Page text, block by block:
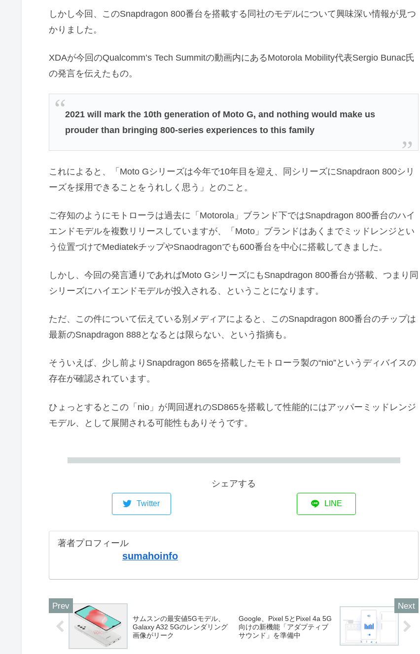
しかし今回、このSnapdragon 800番台を搭載する同社のモデルについて興味深い情報が見つ
かりました。
XDAが今回のQualcomm’s Tech Summitの動画内にあるMotorola Mobility代表Sergio Bunac氏
の発言を伝えたもの。
2021 will mark the 10th generation of Moto G, and nothing would make us
prouder than bringing 800-series experiences to this family
これによると、「Moto Gシリーズは今年で10年目を迎え、同シリーズにSnapdraon 800シリ
ーズを採用できることをうれしく思う」とのこと。
ご存知のようにモトローラは過去に「Motorola」ブランド下ではSnapdragon 800番台のハイ
エンドモデルを複数リリースしていますが、「Moto」ブランドはあくまでミッドレンジとい
う位置づけでMediatekチップやSnaodragonでも600番台を中心に搭載してきました。
しかし、今回の発言通りであればMoto GシリーズにもSnapdragon 800番台が搭載、つまり同
シリーズにハイエンドモデルが投入される、ということになります。
ただ、この件について伝えている別メディアによると、このSnapdragon 800番台のチップは
最新のSnapdragon 888となるとは限らない、という指摘も。
そういえば、少し前よりSnapdragon 865を搭載したモトローラ製の“nio”というディバイスの
存在が確認されています。
ひょっとするとこの「nio」が周回遅れのSD865を搭載して性能的にはアッパーミッドレンジ
モデル、として展開される可能性もありそうです。
シェアする
Twitter LINE
著者プロフィール
sumahoinfo
サムスンの最安値5Gモデル、
Galaxy A32 5Gのレンダリング
画像がリーク
Google、Pixel 5とPixel 4a 5G
向けの新機能「アダプティブ
サウンド」を準備中